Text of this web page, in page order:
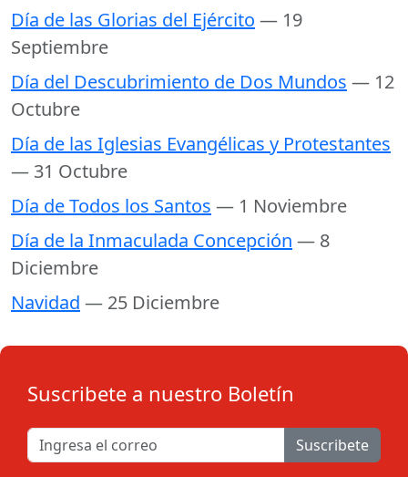
Día de las Glorias del Ejército — 19
Septiembre
Día del Descubrimiento de Dos Mundos — 12
Octubre
Día de las Iglesias Evangélicas y Protestantes
— 31 Octubre
Día de Todos los Santos — 1 Noviembre
Día de la Inmaculada Concepción — 8
Diciembre
Navidad — 25 Diciembre
Suscribete a nuestro Boletín
Suscribete